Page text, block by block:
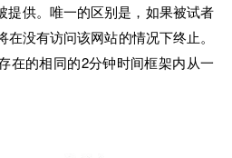
提供。唯一的区别是，如果被试者
没有访问该网站的情况下终止。
在的相同的2分钟时间框架内从一